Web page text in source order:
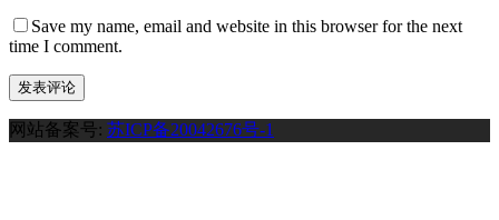
Save my name, email and website in this browser for the next
time I comment.
发表评论
网站备案号: 苏ICP备20042676号-1